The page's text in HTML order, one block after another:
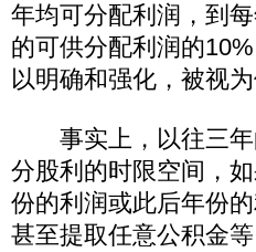
年均可分配利润，到
的可供分配利润的
以明确和强化，被视
事实上，以往三年
分股利的时限空间，
份的利润或此后年份
甚至提取任意公积金